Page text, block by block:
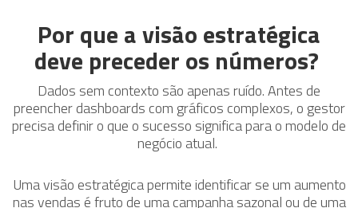
Por que a visão estratégica
deve preceder os números?
Dados sem contexto são apenas ruído. Antes de
preencher dashboards com gráficos complexos, o gestor
precisa definir o que o sucesso significa para o modelo de
negócio atual.
Uma visão estratégica permite identificar se um aumento
nas vendas é fruto de uma campanha sazonal ou de uma